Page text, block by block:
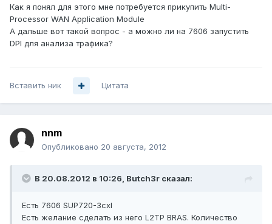
Как я понял для этого мне потребуется прикупить Multi-
Processor WAN Application Module
А дальше вот такой вопрос - а можно ли на 7606 запустить
DPI для анализа трафика?
Вставить ник Цитата
nnm
Опубликовано 20 августа, 2012
В 20.08.2012 в 10:26, Butch3r сказал:
Есть 7606 SUP720-3cxl
Есть желание сделать из него L2TP BRAS. Количество